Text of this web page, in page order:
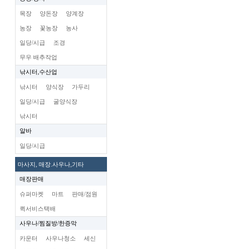
목장 양돈장 양계장
농장 꽃농장 농사
일당/시급 조경
무우 배추작업
낚시터,수산업
낚시터 양식장 가두리
일당/시급 굴양식장
낚시터
알바
일당/시급
마사지, 매장.사우나,기타
매장판매
슈퍼마켓 마트 판매/점원
퀵서비스택배
사우나/찜질방/한증막
카운터 사우나청소 세신